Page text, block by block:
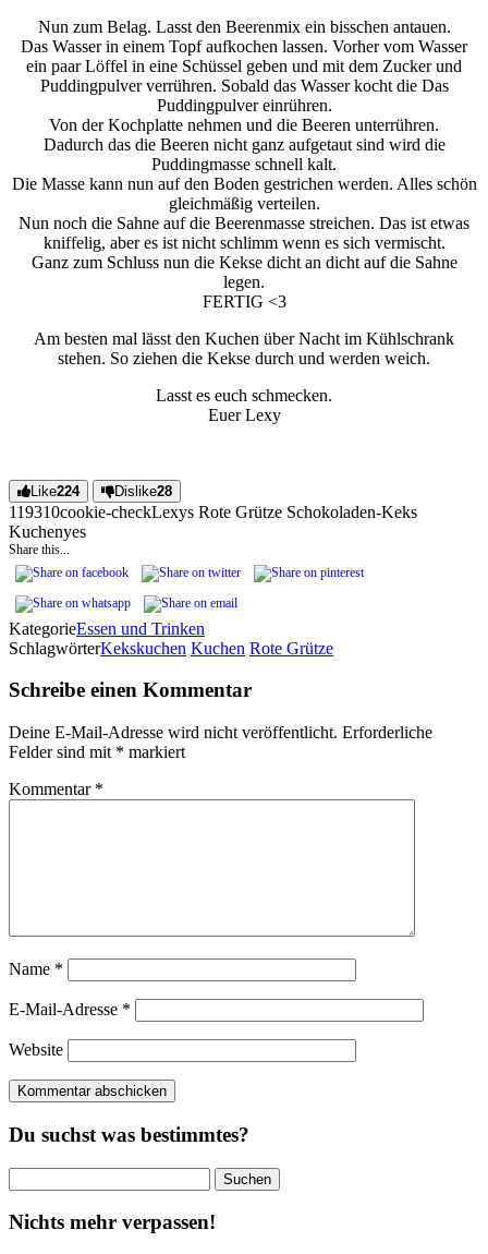
Nun zum Belag. Lasst den Beerenmix ein bisschen antauen.
Das Wasser in einem Topf aufkochen lassen. Vorher vom Wasser
ein paar Löffel in eine Schüssel geben und mit dem Zucker und
Puddingpulver verrühren. Sobald das Wasser kocht die Das
Puddingpulver einrühren.
Von der Kochplatte nehmen und die Beeren unterrühren.
Dadurch das die Beeren nicht ganz aufgetaut sind wird die
Puddingmasse schnell kalt.
Die Masse kann nun auf den Boden gestrichen werden. Alles schön
gleichmäßig verteilen.
Nun noch die Sahne auf die Beerenmasse streichen. Das ist etwas
kniffelig, aber es ist nicht schlimm wenn es sich vermischt.
Ganz zum Schluss nun die Kekse dicht an dicht auf die Sahne
legen.
FERTIG <3
Am besten mal lässt den Kuchen über Nacht im Kühlschrank
stehen. So ziehen die Kekse durch und werden weich.
Lasst es euch schmecken.
Euer Lexy
Like224 Dislike28
119310cookie-checkLexys Rote Grütze Schokoladen-Keks
Kuchenyes
Share this...
KategorieEssen und Trinken
SchlagwörterKekskuchen Kuchen Rote Grütze
Schreibe einen Kommentar
Deine E-Mail-Adresse wird nicht veröffentlicht. Erforderliche
Felder sind mit * markiert
Kommentar *
Name *
E-Mail-Adresse *
Website
Du suchst was bestimmtes?
nach:
Nichts mehr verpassen!